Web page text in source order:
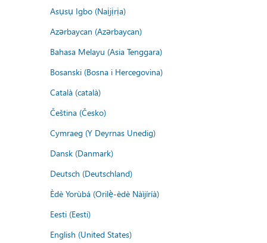
Asụsụ Igbo (Naịjịrịa)
Azərbaycan (Azərbaycan)
Bahasa Melayu (Asia Tenggara)
Bosanski (Bosna i Hercegovina)
Català (català)
Čeština (Česko)
Cymraeg (Y Deyrnas Unedig)
Dansk (Danmark)
Deutsch (Deutschland)
Èdè Yorùbá (Orilẹ̀-èdè Nàìjíríà)
Eesti (Eesti)
English (United States)